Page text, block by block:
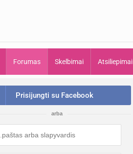
Forumas Skelbimai Atsiliepimai
Prisijungti su Facebook
arba